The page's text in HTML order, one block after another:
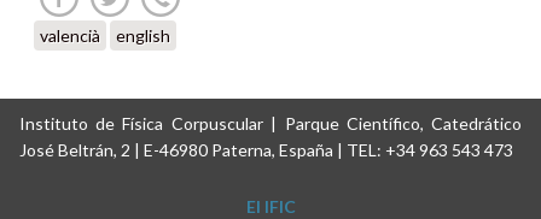
valencià english
Instituto de Física Corpuscular | Parque Científico, Catedrático
José Beltrán, 2 | E-46980 Paterna, España | TEL: +34 963 543 473
El IFIC